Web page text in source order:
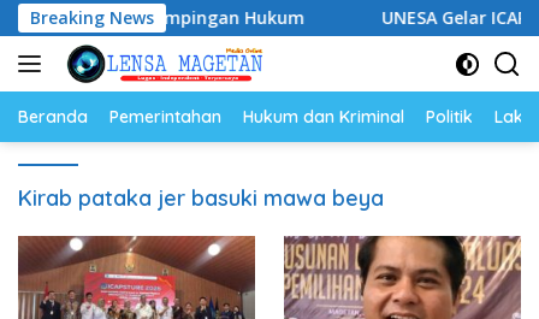
Langsung
ke
konten
Breaking News
Pendampingan Hukum UNESA Gelar
Beranda Pemerintahan Hukum dan Kriminal Politik
Kirab pataka jer basuki mawa beya